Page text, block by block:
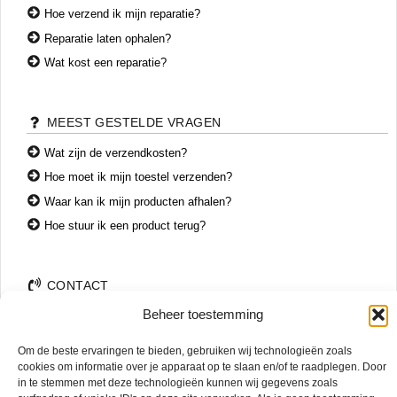
Beheer toestemming
Om de beste ervaringen te bieden, gebruiken wij technologieën zoals
cookies om informatie over je apparaat op te slaan en/of te raadplegen. Door
in te stemmen met deze technologieën kunnen wij gegevens zoals
Hoe verzend ik mijn reparatie?
Reparatie laten ophalen?
Wat kost een reparatie?
MEEST GESTELDE VRAGEN
Wat zijn de verzendkosten?
Hoe moet ik mijn toestel verzenden?
Waar kan ik mijn producten afhalen?
Hoe stuur ik een product terug?
CONTACT
Wemenstraat 26
7551 EX Hengelo